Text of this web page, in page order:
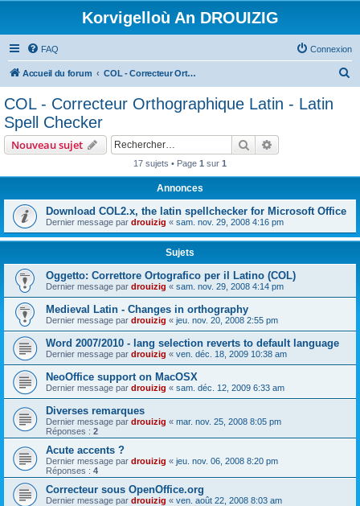
Korvigelloù An DROUIZIG
FAQ Connexion
Accueil du forum COL - Correcteur Orthographique Latin - Latin Spell Checker
COL - Correcteur Orthographique Latin - Latin
Spell Checker
Nouveau sujet Rechercher
17 sujets • Page 1 sur 1
Annonces
Download COL2.x, the latin spellchecker for Microsoft Office
Dernier message par drouizig « sam. nov. 29, 2008 4:16 pm
Sujets
Oggetto: Correttore Ortografico per il Latino (COL)
Dernier message par drouizig « sam. nov. 29, 2008 4:14 pm
Medieval Latin - Changes in orthography
Dernier message par drouizig « jeu. nov. 20, 2008 2:55 pm
Word 2007/2010 - lang selection reverts to default language
Dernier message par drouizig « ven. déc. 18, 2009 10:38 am
NeoOffice support on MacOSX
Dernier message par drouizig « sam. déc. 12, 2009 6:33 am
Diverses remarques
Dernier message par drouizig « mar. nov. 25, 2008 8:05 pm
Réponses : 2
Acute accents ?
Dernier message par drouizig « jeu. nov. 06, 2008 8:20 pm
Réponses : 4
Correcteur sous OpenOffice.org
Dernier message par drouizig « ven. août 22, 2008 8:03 am